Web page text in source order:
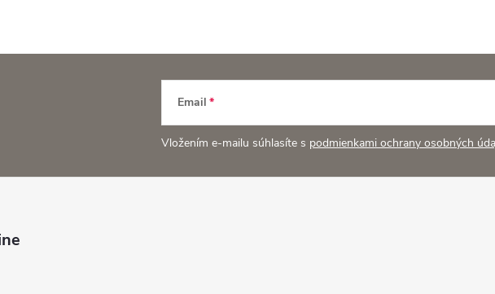
Email
Vložením e-mailu súhlasíte s podmienkami ochrany osobných